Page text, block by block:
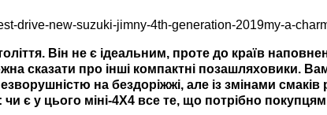
Він не є ідеальним, проте до країв
сказати про інші компактні позашляховики.
на бездоріжжі, але із змінами
є у цього міні-4Х4 все те, що потрібно